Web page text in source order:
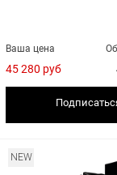
Ваша цена
45 280 руб
NEW